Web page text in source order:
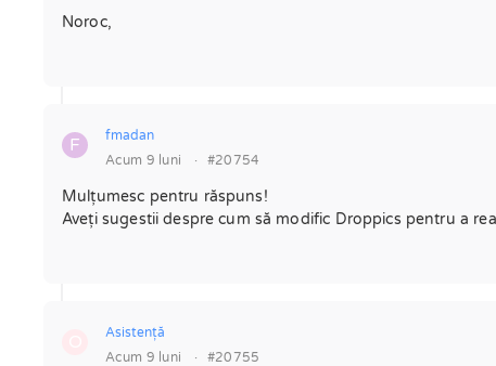
Noroc,
F
fmadan
Acum 9 luni
· #20754
Mulțumesc pentru răspuns!
Aveți sugestii despre cum să modific Droppics pentru a
Asistenţă
Acum 9 luni
· #20755